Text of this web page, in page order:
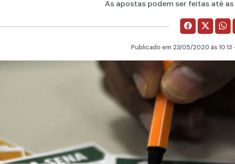
As apostas podem ser feitas até as
Publicado em 23/05/2020 às